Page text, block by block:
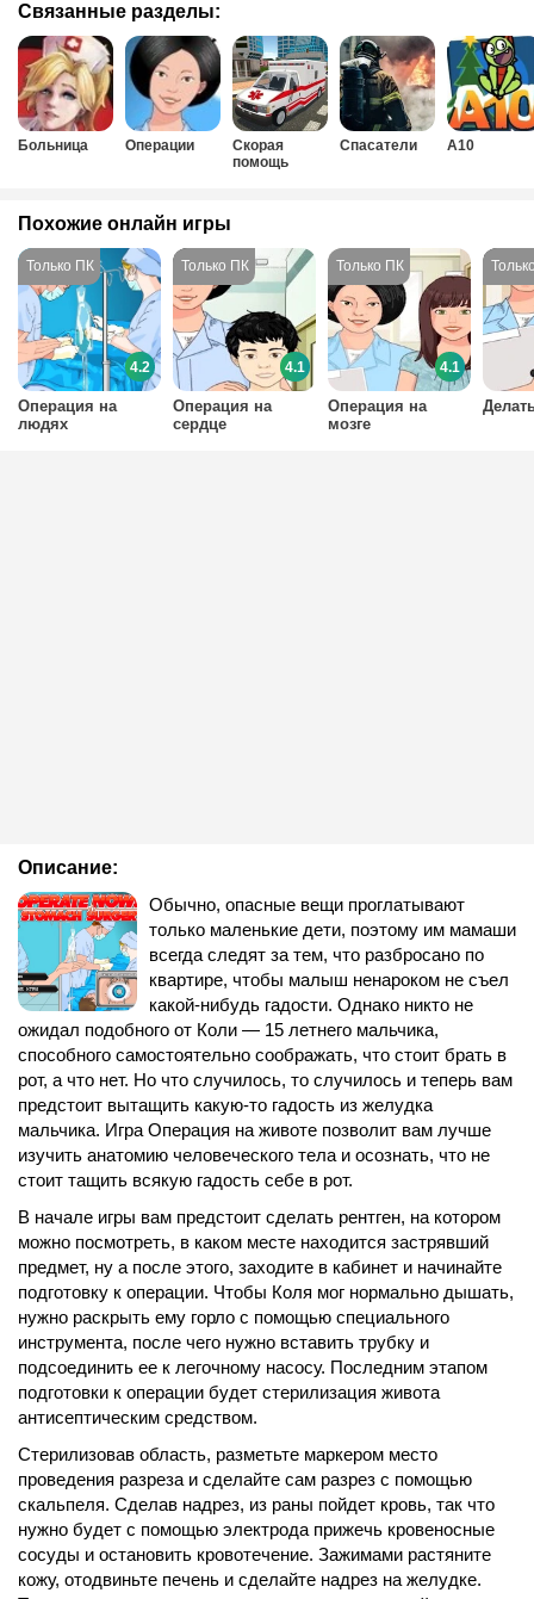
Связанные разделы:
Больница Операции
Скорая
помощь
Спасатели А10
Описание:
Обычно, опасные вещи проглатывают
только маленькие дети, поэтому им мамаши
всегда следят за тем, что разбросано по
квартире, чтобы малыш ненароком не съел
какой-нибудь гадости. Однако никто не
ожидал подобного от Коли — 15 летнего мальчика,
способного самостоятельно соображать, что стоит брать в
рот, а что нет. Но что случилось, то случилось и теперь вам
предстоит вытащить какую-то гадость из желудка
мальчика. Игра Операция на животе позволит вам лучше
изучить анатомию человеческого тела и осознать, что не
стоит тащить всякую гадость себе в рот.
В начале игры вам предстоит сделать рентген, на котором
можно посмотреть, в каком месте находится застрявший
предмет, ну а после этого, заходите в кабинет и начинайте
подготовку к операции. Чтобы Коля мог нормально дышать,
нужно раскрыть ему горло с помощью специального
инструмента, после чего нужно вставить трубку и
подсоединить ее к легочному насосу. Последним этапом
подготовки к операции будет стерилизация живота
антисептическим средством.
Стерилизовав область, разметьте маркером место
проведения разреза и сделайте сам разрез с помощью
скальпеля. Сделав надрез, из раны пойдет кровь, так что
нужно будет с помощью электрода прижечь кровеносные
сосуды и остановить кровотечение. Зажимами растяните
кожу, отодвиньте печень и сделайте надрез на желудке.
Похожие онлайн игры
Операция на
людях
4.2
Операция на
сердце
4.1
Операция на
мозге
4.1